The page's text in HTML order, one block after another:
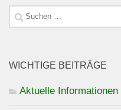
Suchen
nach:
WICHTIGE BEITRÄGE
Aktuelle Informationen